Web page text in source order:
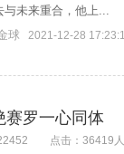
与未来重合，他上...
球
2021-12-28
赛罗一心同体
点击：36419人